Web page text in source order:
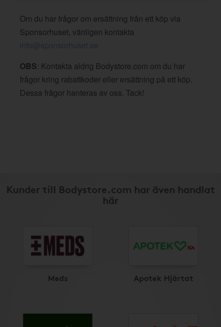
Om du har frågor om ersättning från ett köp via
Sponsorhuset, vänligen kontakta
info@sponsorhuset.se
OBS: Kontakta aldrig Bodystore.com om du har
frågor kring rabattkoder eller ersättning på ett köp.
Dessa frågor hanteras av oss. Tack!
Kunder till Bodystore.com har även handlat
här
Meds Apotek Hjärtat